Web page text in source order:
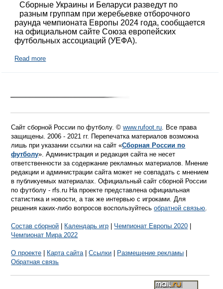
Сборные Украины и Беларуси разведут по
разным группам при жеребьевке отборочного
раунда чемпионата Европы 2024 года, сообщается
на официальном сайте Союза европейских
футбольных ассоциаций (УЕФА).
Read more
Сайт сборной России по футболу. ©www.rufoot.ru. Все права
защищены. 2006 - 2021 гг. Перепечатка материалов возможна
лишь при указании ссылки на сайт «Сборная России по
футболу». Администрация и редакция сайта не несет
ответственности за содержание рекламных материалов. Мнение
редакции и администрации сайта может не совпадать с мнением
в публикуемых материалах. Официальный сайт сборной России
по футболу - rfs.ru На проекте представлена официальная
статистика и новости, а так же интервью с игроками. Для
решения каких-либо вопросов воспользуйтесьобратной связью.
Состав сборной Календарь игр Чемпионат Европы 2020
Чемпионат Мира 2022
О проекте Карта сайта|Ссылки Размещение рекламы
Обратная связь